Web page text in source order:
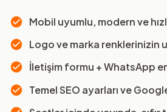
Mobil uyumlu, modern ve
Logo ve marka renklerinizin
İletişim formu + WhatsApp
Temel SEO ayarları ve